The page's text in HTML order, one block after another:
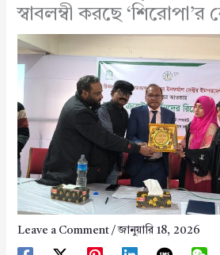
স্বাবলম্বী করছে ‘শিরোপা’র
Leave a Comment /জানুয়ারি 18, 2026